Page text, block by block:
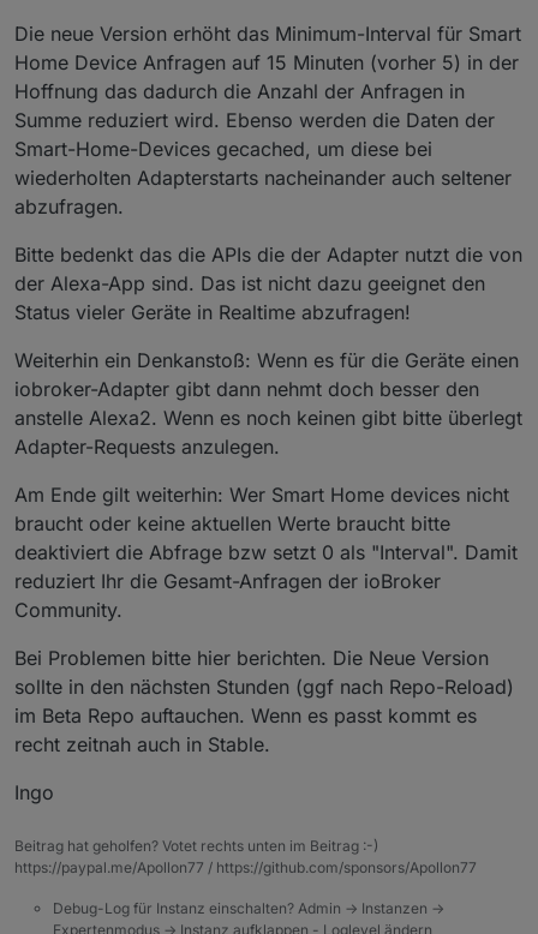
Die neue Version erhöht das Minimum-Interval für Smart
Home Device Anfragen auf 15 Minuten (vorher 5) in der
Hoffnung das dadurch die Anzahl der Anfragen in
Summe reduziert wird. Ebenso werden die Daten der
Smart-Home-Devices gecached, um diese bei
wiederholten Adapterstarts nacheinander auch seltener
abzufragen.
Bitte bedenkt das die APIs die der Adapter nutzt die von
der Alexa-App sind. Das ist nicht dazu geeignet den
Status vieler Geräte in Realtime abzufragen!
Weiterhin ein Denkanstoß: Wenn es für die Geräte einen
iobroker-Adapter gibt dann nehmt doch besser den
anstelle Alexa2. Wenn es noch keinen gibt bitte überlegt
Adapter-Requests anzulegen.
Am Ende gilt weiterhin: Wer Smart Home devices nicht
braucht oder keine aktuellen Werte braucht bitte
deaktiviert die Abfrage bzw setzt 0 als "Interval". Damit
reduziert Ihr die Gesamt-Anfragen der ioBroker
Community.
Bei Problemen bitte hier berichten. Die Neue Version
sollte in den nächsten Stunden (ggf nach Repo-Reload)
im Beta Repo auftauchen. Wenn es passt kommt es
recht zeitnah auch in Stable.
Ingo
Beitrag hat geholfen? Votet rechts unten im Beitrag :-)
https://paypal.me/Apollon77 / https://github.com/sponsors/Apollon77
Debug-Log für Instanz einschalten? Admin -> Instanzen ->
Expertenmodus -> Instanz aufklappen - Loglevel ändern